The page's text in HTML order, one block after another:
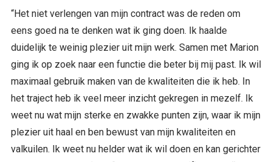
“Het niet verlengen van mijn contract was de reden om
eens goed na te denken wat ik ging doen. Ik haalde
duidelijk te weinig plezier uit mijn werk. Samen met Marion
ging ik op zoek naar een functie die beter bij mij past. Ik wil
maximaal gebruik maken van de kwaliteiten die ik heb. In
het traject heb ik veel meer inzicht gekregen in mezelf. Ik
weet nu wat mijn sterke en zwakke punten zijn, waar ik mijn
plezier uit haal en ben bewust van mijn kwaliteiten en
valkuilen. Ik weet nu helder wat ik wil doen en kan gerichter